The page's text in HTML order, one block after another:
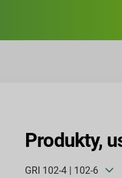
Produkty,
GRI 102-4 | 102-6